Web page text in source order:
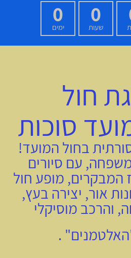
0
שעות
0
ימים
חול
סוכות
בחול המועד!
עם סיורים
המבקרים, מופע חול
אור, יצירה בעץ,
והרכב מוסיקלי
.